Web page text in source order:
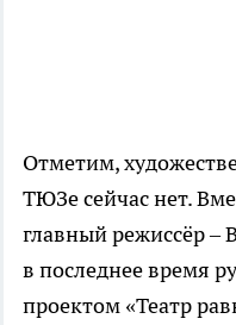
Отметим,
ТЮЗе сейчас нет.
главный режиссёр
в последнее время
проектом «Театр